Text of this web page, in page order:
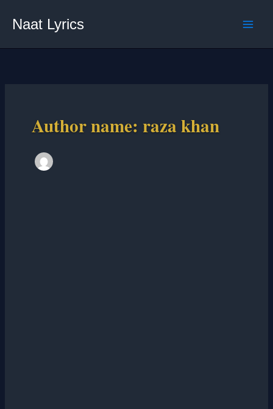
Naat Lyrics
Author name: raza khan